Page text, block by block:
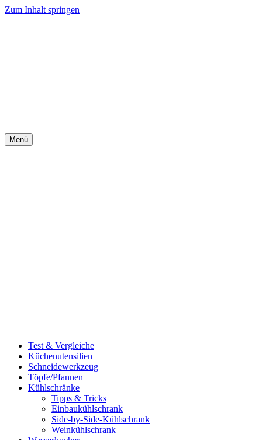
Zum Inhalt springen
Menü
Test & Vergleiche
Küchenutensilien
Schneidewerkzeug
Töpfe/Pfannen
Kühlschränke
Tipps & Tricks
Einbaukühlschrank
Side-by-Side-Kühlschrank
Weinkühlschrank